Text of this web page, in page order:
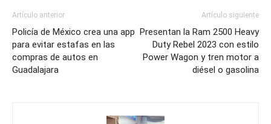
Artículo anterior
Policía de México crea una app
para evitar estafas en las
compras de autos en
Guadalajara
Artículo siguiente
Presentan la Ram 2500 Heavy
Duty Rebel 2023 con estilo
Power Wagon y tren motor a
diésel o gasolina